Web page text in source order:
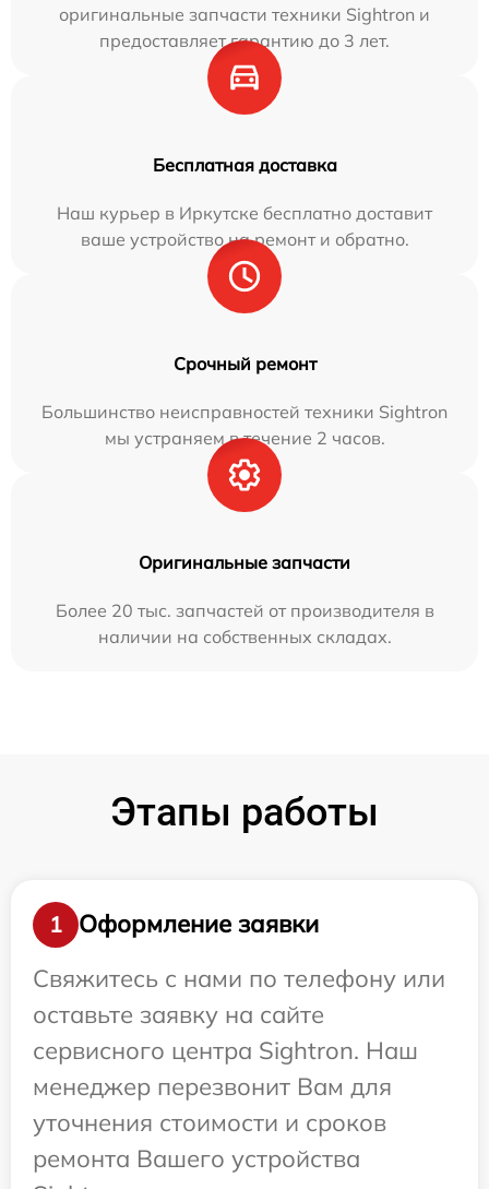
оригинальные запчасти техники Sightron и
предоставляет гарантию до 3 лет.
Бесплатная доставка
Наш курьер в Иркутске бесплатно доставит
ваше устройство на ремонт и обратно.
Срочный ремонт
Большинство неисправностей техники Sightron
мы устраняем в течение 2 часов.
Оригинальные запчасти
Более 20 тыс. запчастей от производителя в
наличии на собственных складах.
Этапы работы
1
Оформление заявки
Свяжитесь с нами по телефону или
оставьте заявку на сайте
сервисного центра Sightron. Наш
менеджер перезвонит Вам для
уточнения стоимости и сроков
ремонта Вашего устройства